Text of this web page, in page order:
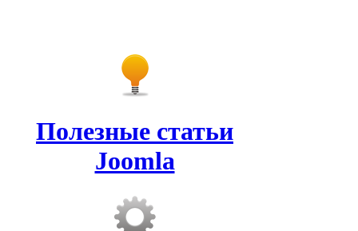
Полезные статьи
Joomla